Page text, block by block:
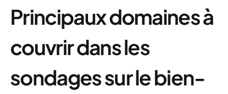
Principaux domaines à
couvrir dans les
sondages sur le bien-